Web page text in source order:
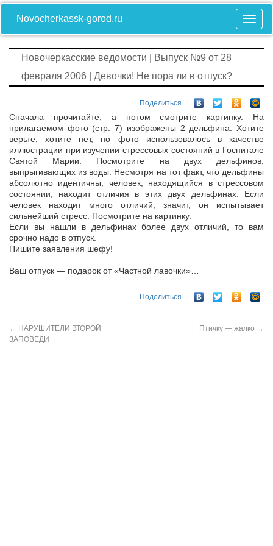
Novocherkassk-gorod.ru
Новочеркасские ведомости
Выпуск №9 от 28
февраля 2006 | Девочки! Не пора ли в отпуск?
Поделиться
Сначала прочитайте, а потом смотрите картинку. На
прилагаемом фото (стр. 7) изображены 2 дельфина. Хотите
верьте, хотите нет, но фото использовалось в качестве
иллюстрации при изучении стрессовых состояний в Госпитале
Святой Марии. Посмотрите на двух дельфинов,
выпрыгивающих из воды. Несмотря на тот факт, что дельфины
абсолютно идентичны, человек, находящийся в стрессовом
состоянии, находит отличия в этих двух дельфинах. Если
человек находит много отличий, значит, он испытывает
сильнейший стресс. Посмотрите на картинку.
Если вы нашли в дельфинах более двух отличий, то вам
срочно надо в отпуск.
Пишите заявления шефу!
Ваш отпуск — подарок от «Частной лавочки»…
Поделиться
← НАРУШИТЕЛИ ВТОРОЙ
ЗАПОВЕДИ
Птичку — жалко →